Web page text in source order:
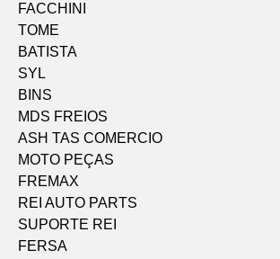
FACCHINI
TOME
BATISTA
SYL
BINS
MDS FREIOS
ASH TAS COMERCIO
MOTO PEÇAS
FREMAX
REI AUTO PARTS
SUPORTE REI
FERSA